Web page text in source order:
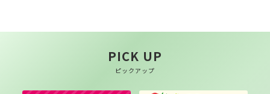
PICK UP
ピックアップ